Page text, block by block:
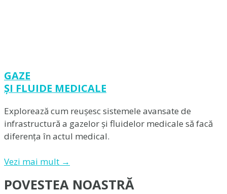
GAZE
ȘI FLUIDE MEDICALE
Explorează cum reușesc sistemele avansate de
infrastructură a gazelor și fluidelor medicale să facă
diferența în actul medical.
Vezi mai mult →
POVESTEA NOASTRĂ